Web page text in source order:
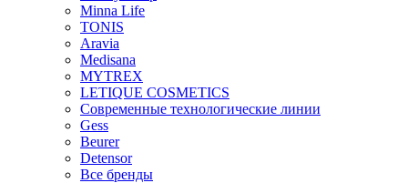
Minna Life
TONIS
Aravia
Medisana
MYTREX
LETIQUE COSMETICS
Современные технологические линии
Gess
Beurer
Detensor
Все бренды